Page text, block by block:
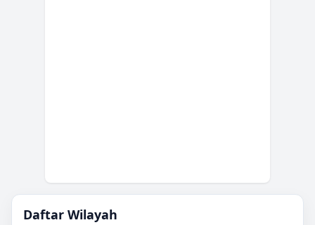
Daftar Wilayah